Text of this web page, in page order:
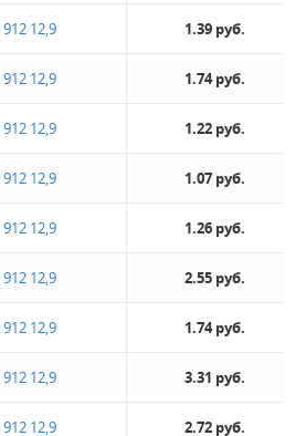
12,9 1.39 руб.
12,9 1.74 руб.
12,9 1.22 руб.
12,9 1.07 руб.
12,9 1.26 руб.
12,9 2.55 руб.
12,9 1.74 руб.
12,9 3.31 руб.
12,9 2.72 руб.